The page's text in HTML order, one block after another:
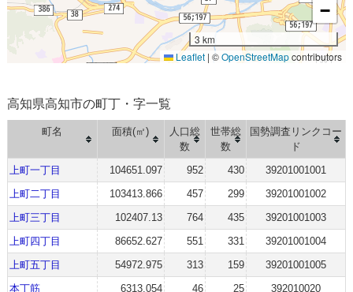
−
3 km
Leaflet | ©OpenStreetMapcontributors
高知県高知市の町丁・字一覧
町名 面積(㎡)
人口総
数
世帯総
数
国勢調査リンクコー
ド
上町一丁目
104651.097 952 430
39201001001
上町二丁目
103413.866 457 299
39201001002
上町三丁目
102407.13 764 435
39201001003
上町四丁目
86652.627 551 331
39201001004
上町五丁目
54972.975 313 159
39201001005
本丁筋
6313.054 46 25
392010020